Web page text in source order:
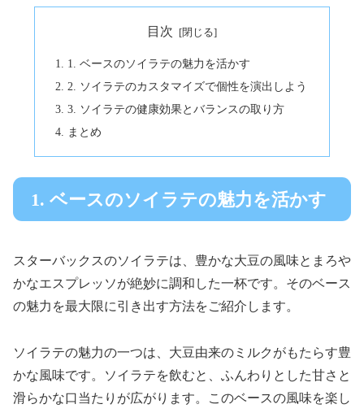
目次
1. ベースのソイラテの魅力を活かす
2. ソイラテのカスタマイズで個性を演出しよう
3. ソイラテの健康効果とバランスの取り方
まとめ
1. ベースのソイラテの魅力を活かす
スターバックスのソイラテは、豊かな大豆の風味とまろや
かなエスプレッソが絶妙に調和した一杯です。そのベース
の魅力を最大限に引き出す方法をご紹介します。
ソイラテの魅力の一つは、大豆由来のミルクがもたらす豊
かな風味です。ソイラテを飲むと、ふんわりとした甘さと
滑らかな口当たりが広がります。このベースの風味を楽し